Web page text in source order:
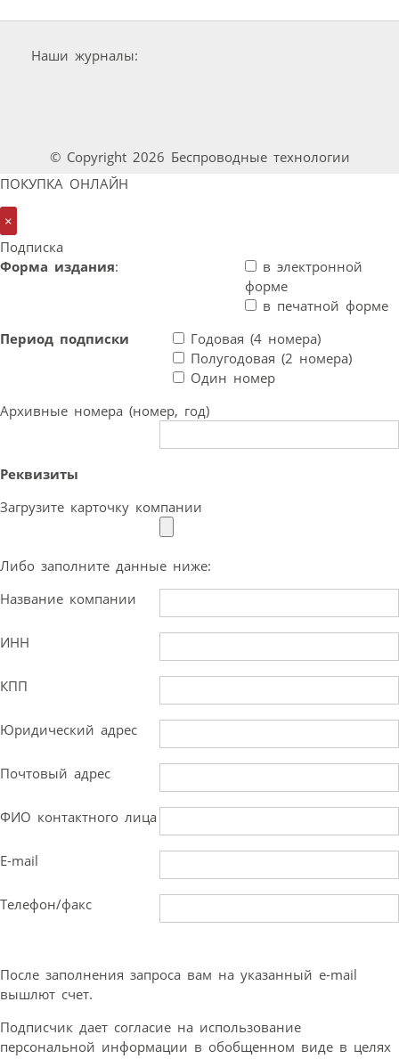
Наши журналы:
© Copyright 2026 Беспроводные технологии
ПОКУПКА ОНЛАЙН
×
Подписка
Форма издания:
в электронной
форме
в печатной форме
Период подписки
Годовая (4 номера)
Полугодовая (2 номера)
Один номер
Архивные номера (номер, год)
Реквизиты
Загрузите карточку компании
Либо заполните данные ниже:
Название компании
ИНН
КПП
Юридический адрес
Почтовый адрес
ФИО контактного лица
E-mail
Телефон/факс
После заполнения запроса вам на указанный e-mail
вышлют счет.
Подписчик дает согласие на использование
персональной информации в обобщенном виде в целях